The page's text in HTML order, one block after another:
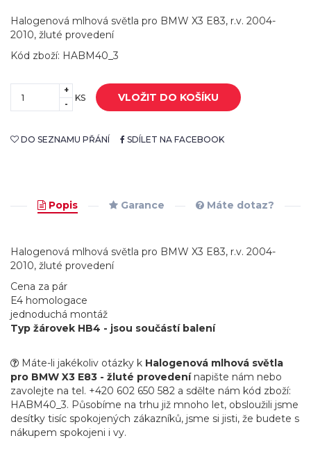
Halogenová mlhová světla pro BMW X3 E83, r.v. 2004-
2010, žluté provedení
Kód zboží: HABM40_3
+
-
KS VLOŽIT DO KOŠÍKU
DO SEZNAMU PŘÁNÍ SDÍLET NA FACEBOOK
Popis Garance Máte dotaz?
Halogenová mlhová světla pro BMW X3 E83, r.v. 2004-
2010, žluté provedení
Cena za pár
E4 homologace
jednoduchá montáž
Typ žárovek HB4 - jsou součástí balení
Máte-li jakékoliv otázky k Halogenová mlhová světla
pro BMW X3 E83 - žluté provedenínapište nám nebo
zavolejte na tel. +420 602 650 582 a sdělte nám kód zboží:
HABM40_3. Působíme na trhu již mnoho let, obsloužili jsme
desítky tisíc spokojených zákazníků, jsme si jisti, že budete s
nákupem spokojeni i vy.